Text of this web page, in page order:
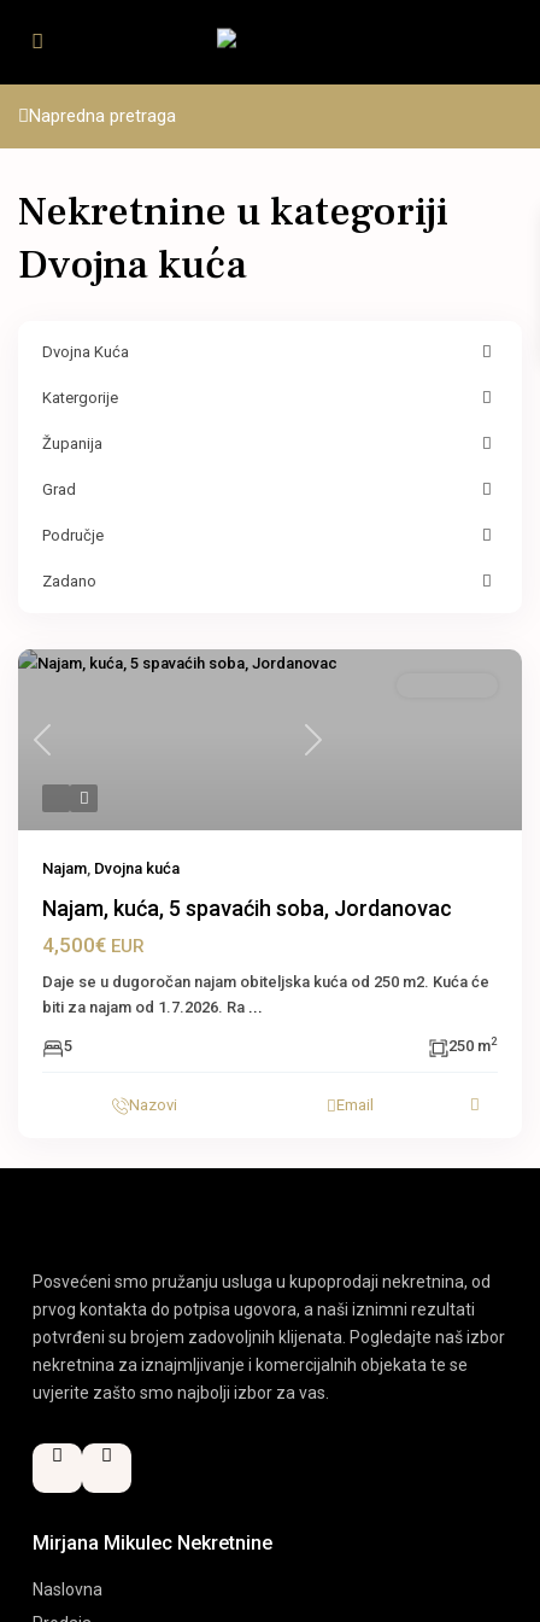
Napredna pretraga
Nekretnine u kategoriji
Dvojna kuća
Dvojna Kuća
Katergorije
Županija
Grad
Područje
Zadano
Previous Next
Najam, Dvojna kuća
Najam, kuća, 5 spavaćih soba, Jordanovac
4,500€ EUR
Daje se u dugoročan najam obiteljska kuća od 250 m2. Kuća će
biti za najam od 1.7.2026. Ra ...
5 250 m2
Nazovi Email
Posvećeni smo pružanju usluga u kupoprodaji nekretnina, od
prvog kontakta do potpisa ugovora, a naši iznimni rezultati
potvrđeni su brojem zadovoljnih klijenata. Pogledajte naš izbor
nekretnina za iznajmljivanje i komercijalnih objekata te se
uvjerite zašto smo najbolji izbor za vas.
Mirjana Mikulec Nekretnine
Naslovna